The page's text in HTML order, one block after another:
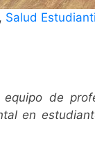
, Salud
de
en